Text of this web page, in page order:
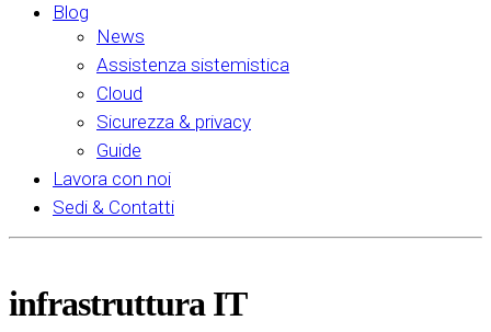
Blog
News
Assistenza sistemistica
Cloud
Sicurezza & privacy
Guide
Lavora con noi
Sedi & Contatti
infrastruttura IT